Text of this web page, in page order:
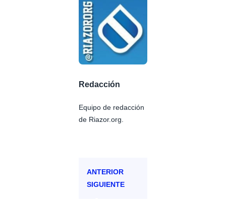
Redacción
Equipo de redacción
de Riazor.org.
ANTERIOR
SIGUIENTE